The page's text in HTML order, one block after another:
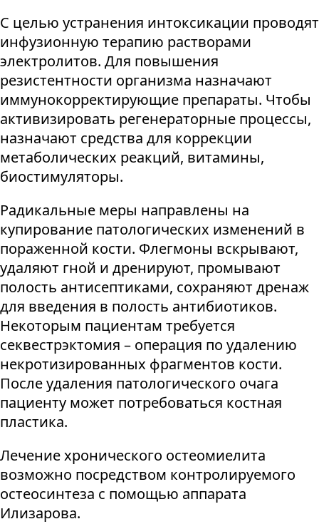
С целью устранения интоксикации проводят
инфузионную терапию растворами
электролитов. Для повышения
резистентности организма назначают
иммунокорректирующие препараты. Чтобы
активизировать регенераторные процессы,
назначают средства для коррекции
метаболических реакций, витамины,
биостимуляторы.
Радикальные меры направлены на
купирование патологических изменений в
пораженной кости. Флегмоны вскрывают,
удаляют гной и дренируют, промывают
полость антисептиками, сохраняют дренаж
для введения в полость антибиотиков.
Некоторым пациентам требуется
секвестрэктомия – операция по удалению
некротизированных фрагментов кости.
После удаления патологического очага
пациенту может потребоваться костная
пластика.
Лечение хронического остеомиелита
возможно посредством контролируемого
остеосинтеза с помощью аппарата
Илизарова.